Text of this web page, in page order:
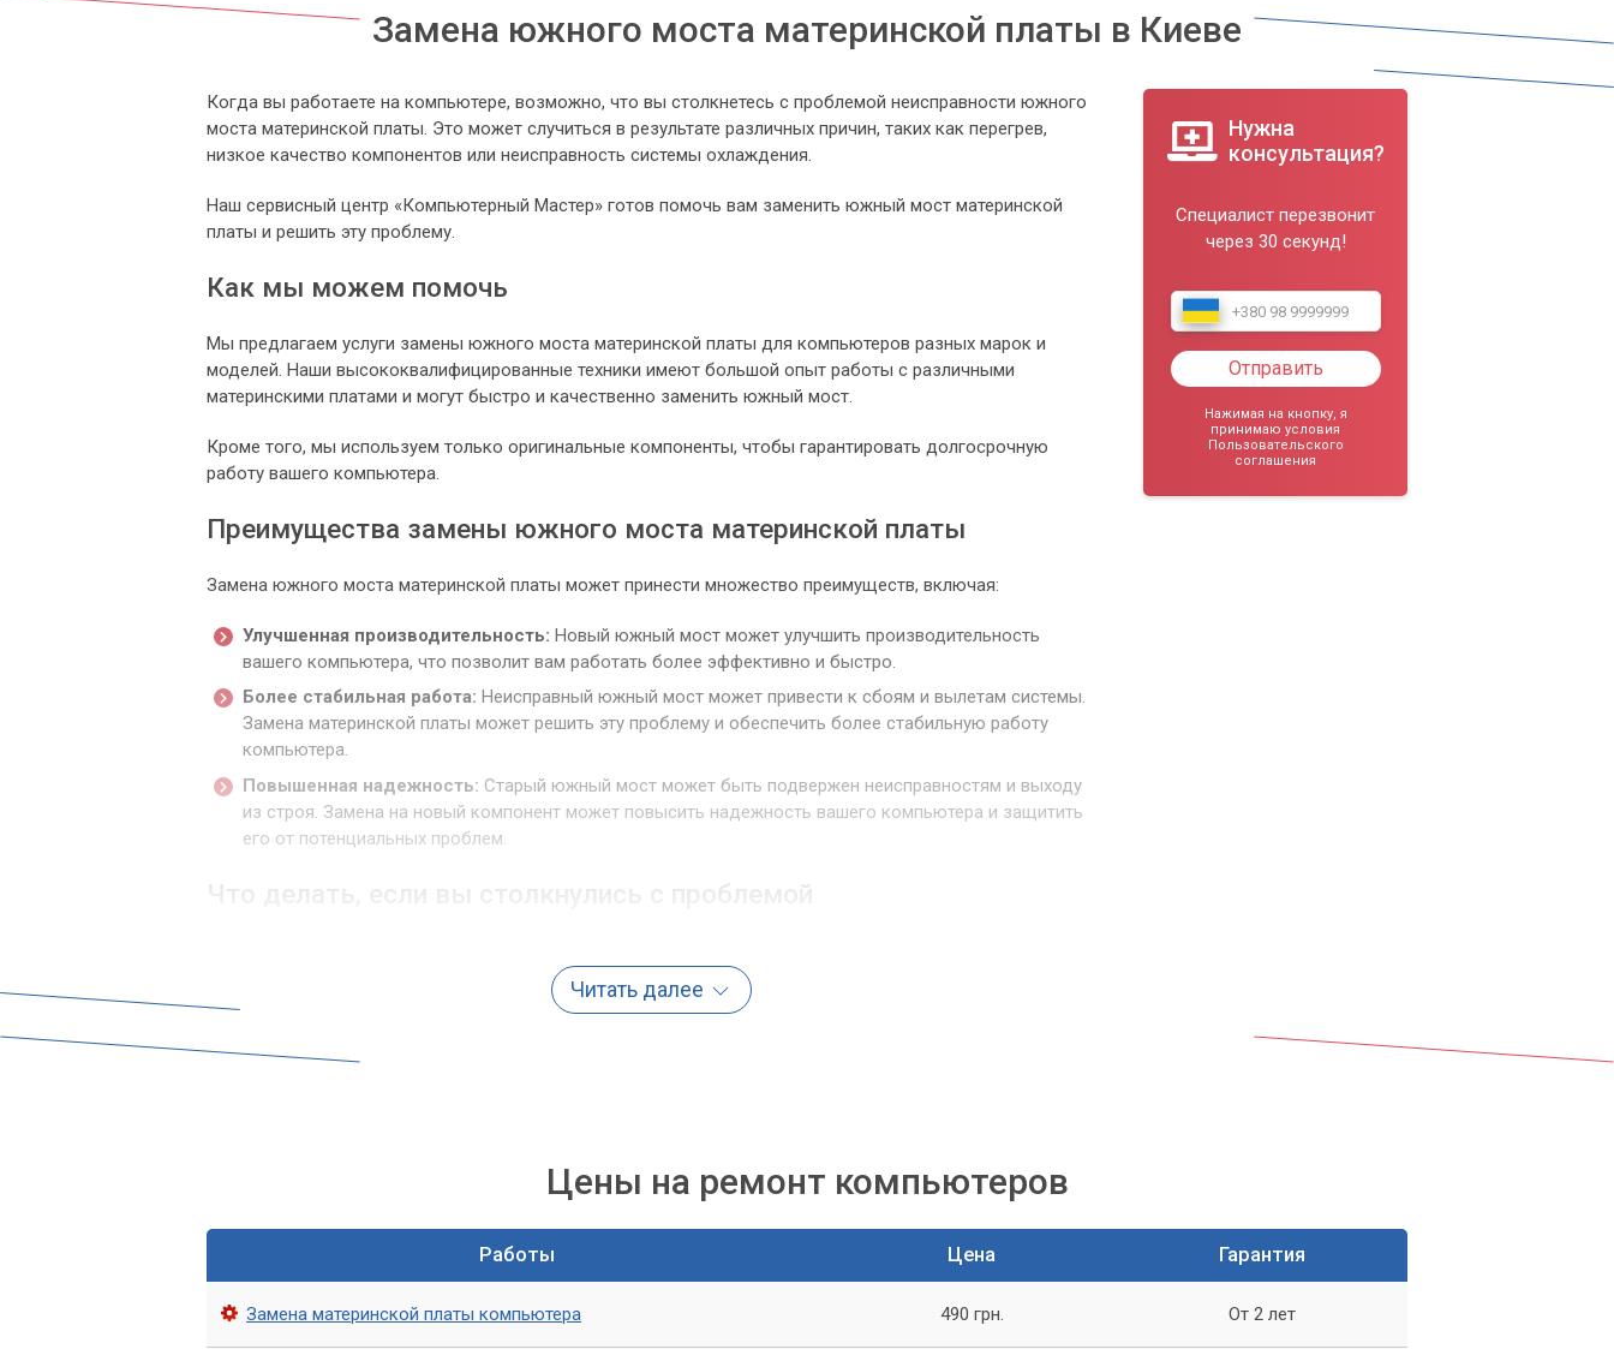
Замена южного моста материнской платы в Киеве
Когда вы работаете на компьютере, возможно, что вы столкнетесь с проблемой неисправности южного
моста материнской платы. Это может случиться в результате различных причин, таких как перегрев,
низкое качество компонентов или неисправность системы охлаждения.
Наш сервисный центр «Компьютерный Мастер» готов помочь вам заменить южный мост материнской
платы и решить эту проблему.
Как мы можем помочь
Мы предлагаем услуги замены южного моста материнской платы для компьютеров разных марок и
моделей. Наши высококвалифицированные техники имеют большой опыт работы с различными
материнскими платами и могут быстро и качественно заменить южный мост.
Кроме того, мы используем только оригинальные компоненты, чтобы гарантировать долгосрочную
работу вашего компьютера.
Преимущества замены южного моста материнской платы
Замена южного моста материнской платы может принести множество преимуществ, включая:
Улучшенная производительность: Новый южный мост может улучшить производительность
вашего компьютера, что позволит вам работать более эффективно и быстро.
Более стабильная работа: Неисправный южный мост может привести к сбоям и вылетам системы.
Замена материнской платы может решить эту проблему и обеспечить более стабильную работу
компьютера.
Повышенная надежность: Старый южный мост может быть подвержен неисправностям и выходу
из строя. Замена на новый компонент может повысить надежность вашего компьютера и защитить
его от потенциальных проблем.
Что делать, если вы столкнулись с проблемой
самостоятельно. Неправильная замена или установка компонентов может привести к еще большим
проблемам. Обратитесь к нам в «Компьютерный Мастер», и мы поможем вам быстро и качественно
платы, мы можем добавить некоторые дополнительные сведения о том, что может привести к
Например, перегрев системы может быть вызван неправильной установкой вентилятора или
неисправностью системы охлаждения. Плохое качество компонентов также может привести к выходу из
Читать далее
Нужна
консультация?
Специалист перезвонит
через 30 секунд!
Отправить
Нажимая на кнопку, я
принимаю условия
Пользовательского
соглашения
Цены на ремонт компьютеров
Работы Цена Гарантия
Замена материнской платы компьютера 490 грн. От 2 лет